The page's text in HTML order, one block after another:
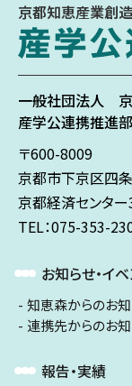
京都知恵産業創
一般社団法人
産学公連携推進部
〒600-8009
京都市下京区四
京都経済センタ
TEL：075-353-
お知らせ・イ
知恵森からのお
連携先からのお
報告・実績